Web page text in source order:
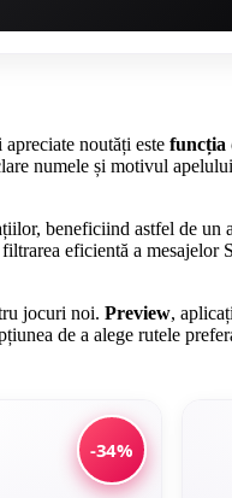
noutăți este funcția
numele și motivul
beneficiind astfel de un
eficientă a
jocuri noi. Preview,
de a alege rutele
-34%